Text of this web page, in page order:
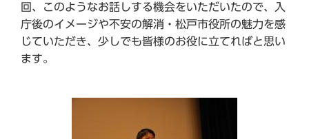
回、このようなお話しする機会をいただいたので、入
庁後のイメージや不安の解消・松戸市役所の魅力を感
じていただき、少しでも皆様のお役に立てればと思い
ます。